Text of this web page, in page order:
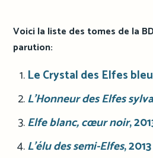
Voici la liste des tomes de la
parution:
Le Crystal des Elfes
L’Honneur des Elfes
Elfe blanc, cœur noir,
L’élu des semi-Elfes, 2013